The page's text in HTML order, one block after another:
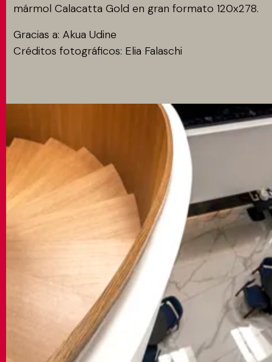
mármol Calacatta Gold en gran formato 120x278.
Gracias a: Akua Udine
Créditos fotográficos: Elia Falaschi